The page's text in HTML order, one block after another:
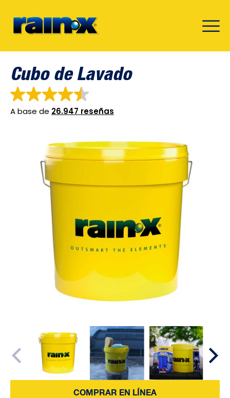
Cubo de Lavado
A base de 26.947 reseñas
COMPRAR EN LÍNEA